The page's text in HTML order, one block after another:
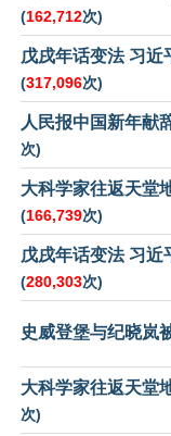
(162,712次)
戊戌年话变法 习近
(317,096次)
人民报中国新年献
次)
大科学家往返天堂
(166,739次)
戊戌年话变法 习近
(280,303次)
史威登堡与纪晓岚
大科学家往返天堂
次)